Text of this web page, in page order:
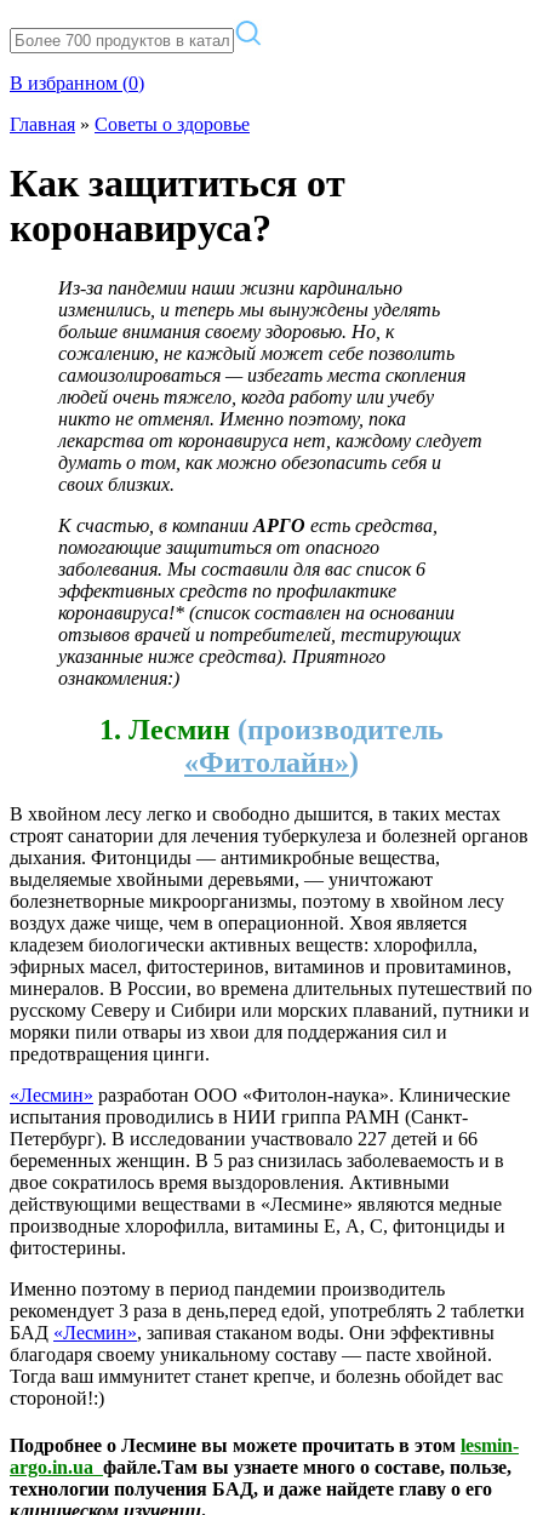
В избранном (0)
Главная » Советы о здоровье
Как защититься от
коронавируса?
Из-за пандемии наши жизни кардинально
изменились, и теперь мы вынуждены уделять
больше внимания своему здоровью. Но, к
сожалению, не каждый может себе позволить
самоизолироваться — избегать места скопления
людей очень тяжело, когда работу или учебу
никто не отменял. Именно поэтому, пока
лекарства от коронавируса нет, каждому следует
думать о том, как можно обезопасить себя и
своих близких.
К счастью, в компании АРГО есть средства,
помогающие защититься от опасного
заболевания. Мы составили для вас список 6
эффективных средств по профилактике
коронавируса!* (список составлен на основании
отзывов врачей и потребителей, тестирующих
указанные ниже средства). Приятного
ознакомления:)
1. Лесмин (производитель
«Фитолайн»)
В хвойном лесу легко и свободно дышится, в таких местах
строят санатории для лечения туберкулеза и болезней органов
дыхания. Фитонциды — антимикробные вещества,
выделяемые хвойными деревьями, — уничтожают
болезнетворные микроорганизмы, поэтому в хвойном лесу
воздух даже чище, чем в операционной. Хвоя является
кладезем биологически активных веществ: хлорофилла,
эфирных масел, фитостеринов, витаминов и провитаминов,
минералов. В России, во времена длительных путешествий по
русскому Северу и Сибири или морских плаваний, путники и
моряки пили отвары из хвои для поддержания сил и
предотвращения цинги.
«Лесмин» разработан ООО «Фитолон-наука». Клинические
испытания проводились в НИИ гриппа РАМН (Санкт-
Петербург). В исследовании участвовало 227 детей и 66
беременных женщин. В 5 раз снизилась заболеваемость и в
двое сократилось время выздоровления. Активными
действующими веществами в «Лесмине» являются медные
производные хлорофилла, витамины Е, А, С, фитонциды и
фитостерины.
Именно поэтому в период пандемии производитель
рекомендует 3 раза в день,перед едой, употреблять 2 таблетки
БАД «Лесмин», запивая стаканом воды. Они эффективны
благодаря своему уникальному составу — пасте хвойной.
Тогда ваш иммунитет станет крепче, и болезнь обойдет вас
стороной!:)
Подробнее о Лесмине вы можете прочитать в этом lesmin-
argo.in.ua файле.Там вы узнаете много о составе, пользе,
технологии получения БАД, и даже найдете главу о его
клиническом изучении.